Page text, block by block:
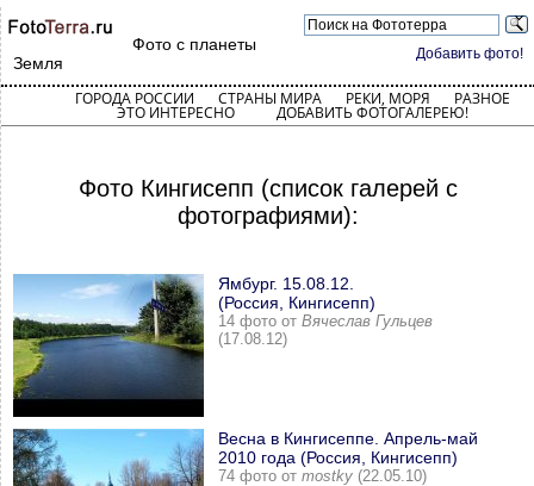
Добавить фото!
Фото с планеты
Земля
ГОРОДА РОССИИ СТРАНЫ МИРА РЕКИ, МОРЯ РАЗНОЕ
ЭТО ИНТЕРЕСНО ДОБАВИТЬ ФОТОГАЛЕРЕЮ!
Фото Кингисепп (список галерей с
фотографиями):
Ямбург. 15.08.12.
(Россия, Кингисепп)
14 фото от Вячеслав Гульцев
(17.08.12)
Весна в Кингисеппе. Апрель-май
2010 года (Россия, Кингисепп)
74 фото от mostky (22.05.10)